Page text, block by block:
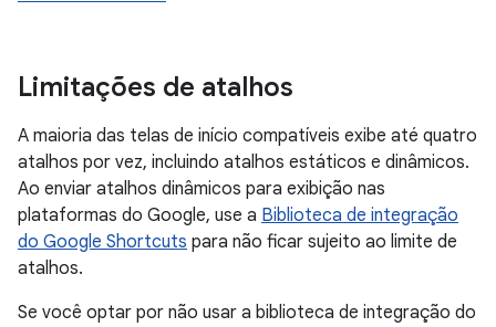
Limitações de atalhos
A maioria das telas de início compatíveis exibe até quatro
atalhos por vez, incluindo atalhos estáticos e dinâmicos.
Ao enviar atalhos dinâmicos para exibição nas
plataformas do Google, use a Biblioteca de integração
do Google Shortcuts para não ficar sujeito ao limite de
atalhos.
Se você optar por não usar a biblioteca de integração do